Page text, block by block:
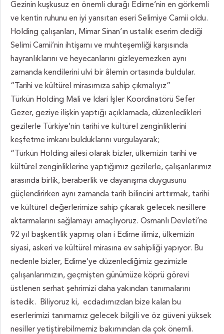
Gezinin kuşkusuz en önemli durağı Edirne’nin en görkemli
ve kentin ruhunu en iyi yansıtan eseri Selimiye Camii oldu.
Holding çalışanları, Mimar Sinan’ın ustalık eserim dediği
Selimi Camii’nin ihtişamı ve muhteşemliği karşısında
hayranlıklarını ve heyecanlarını gizleyemezken aynı
zamanda kendilerini ulvi bir âlemin ortasında buldular.
“Tarihi ve kültürel mirasımıza sahip çıkmalıyız”
Türkün Holding Mali ve İdari İşler Koordinatörü Sefer
Gezer, geziye ilişkin yaptığı açıklamada, düzenledikleri
gezilerle Türkiye’nin tarihi ve kültürel zenginliklerini
keşfetme imkanı bulduklarını vurgulayarak;
“Türkün Holding ailesi olarak bizler, ülkemizin tarihi ve
kültürel zenginliklerine yaptığımız gezilerle, çalışanlarımız
arasında birlik, beraberlik ve dayanışma duygusunu
güçlendirirken aynı zamanda tarih bilincini arttırmak, tarihi
ve kültürel değerlerimize sahip çıkarak gelecek nesillere
aktarmalarını sağlamayı amaçlıyoruz. Osmanlı Devleti’ne
92 yıl başkentlik yapmış olan i Edirne ilimiz, ülkemizin
siyasi, askeri ve kültürel mirasına ev sahipliği yapıyor. Bu
nedenle bizler, Edirne’ye düzenlediğimiz gezimizle
çalışanlarımızın, geçmişten günümüze köprü görevi
üstlenen serhat şehrimizi daha yakından tanımalarını
istedik. Biliyoruz ki, ecdadımızdan bize kalan bu
eserlerimizi tanımamız gelecek bilgili ve öz güveni yüksek
nesiller yetiştirebilmemiz bakımından da çok önemli.